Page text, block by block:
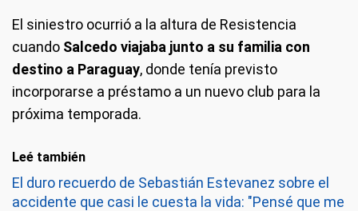
El siniestro ocurrió a la altura de Resistencia
cuando Salcedo viajaba junto a su familia con
destino a Paraguay, donde tenía previsto
incorporarse a préstamo a un nuevo club para la
próxima temporada.
Leé también
El duro recuerdo de Sebastián Estevanez sobre el
accidente que casi le cuesta la vida: "Pensé que me